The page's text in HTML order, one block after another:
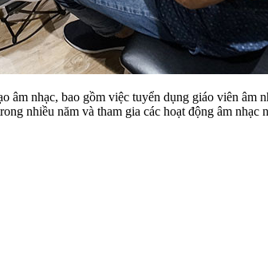
nhạc, bao gồm việc tuyển dụng giáo viên âm
nhiều năm và tham gia các hoạt động âm